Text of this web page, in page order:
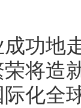
地走
将造
化全